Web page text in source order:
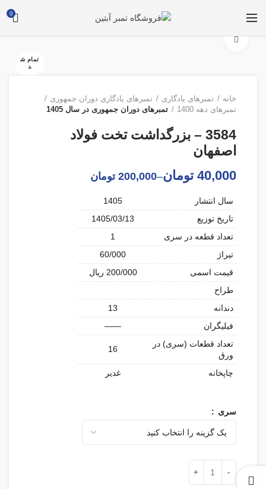
0
تمام ش
د
خانه تمبرهای یادگاری
تمبرهای یادگاری دوران جمهوری
تمبرهای دهه 1400
تمبرهای دوران جمهوری در سال 1405
3584 – بزرگداشت تخت فولاد
اصفهان
40,000 تومان–
200,000 تومان
سال انتشار
1405
تاریخ توزیع
1405/03/13
تعداد قطعه در سری
1
تیراژ
60/000
قیمت اسمی
200/000 ریال
طراح
دندانه
13
فیلیگران
——
تعداد قطعات (سری) در
ورق
16
چاپخانه غدیر
سری